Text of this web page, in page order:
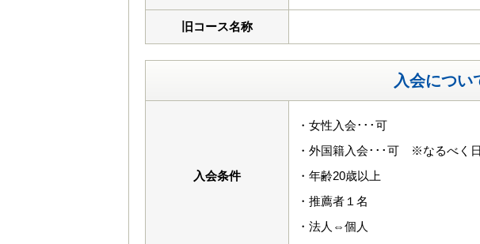
旧コース名称
入会につい
入会条件
・女性入会･･･可
・外国籍入会･･･可 ※なるべく
・年齢20歳以上
・推薦者１名
・法人⇔個人